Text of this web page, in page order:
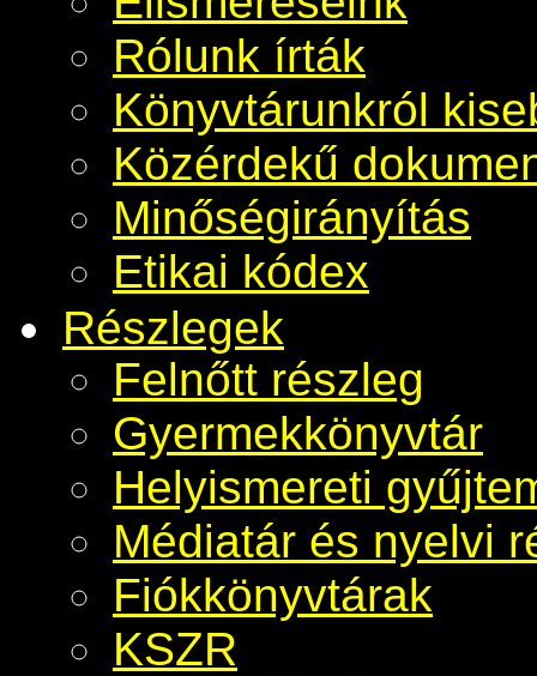
Rólunk írták
Könyvtárunkról
Közérdekű
Minőségirányítás
Etikai kódex
Részlegek
Felnőtt részleg
Gyermekkönyvtár
Helyismereti
Médiatár és nyelvi
Fiókkönyvtárak
KSZR